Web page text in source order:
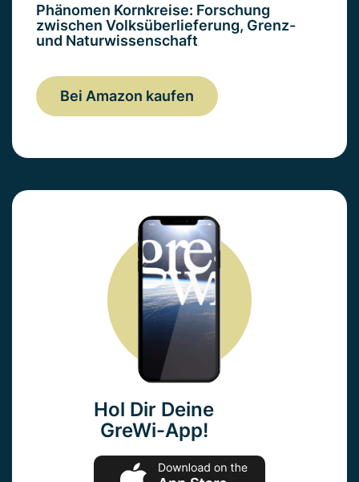
Phänomen Kornkreise: Forschung
zwischen Volksüberlieferung, Grenz-
und Naturwissenschaft
Bei Amazon kaufen
Hol Dir Deine
GreWi-App!